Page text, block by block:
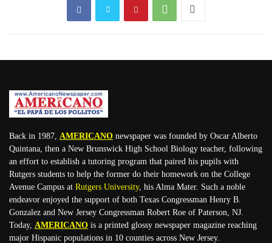
Back in 1987, AMERICANO newspaper was founded by Oscar Alberto
Quintana, then a New Brunswick High School Biology teacher, following
an effort to establish a tutoring program that paired his pupils with
Rutgers students to help the former do their homework on the College
Avenue Campus at Rutgers University, his Alma Mater. Such a noble
endeavor enjoyed the support of both Texas Congressman Henry B.
Gonzalez and New Jersey Congressman Robert Roe of Paterson, NJ.
Today, AMERICANO is a printed glossy newspaper magazine reaching
major Hispanic populations in 10 counties across New Jersey.